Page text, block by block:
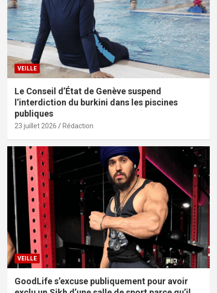
VEILLE
Le Conseil d’État de Genève suspend
l’interdiction du burkini dans les piscines
publiques
23 juillet 2026 Rédaction
VEILLE
GoodLife s’excuse publiquement pour avoir